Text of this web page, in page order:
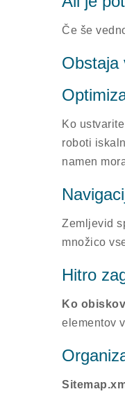
Če še
Obstaja
Ko
roboti
namen
Zemljevid
množico
Hitro
Ko
elementov